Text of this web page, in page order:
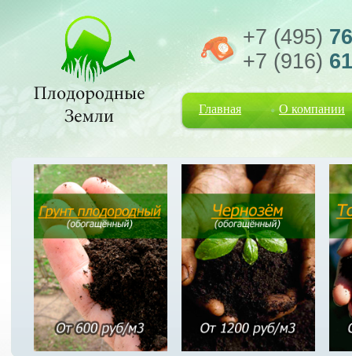
+7 (495)
+7 (916)
Главная О компании